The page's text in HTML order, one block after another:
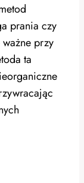
prania czy
przy
ta